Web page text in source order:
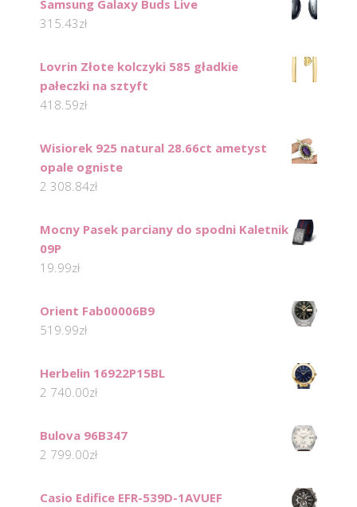
Samsung Galaxy Buds Live
315.43zł
Lovrin Złote kolczyki 585 gładkie
pałeczki na sztyft
418.59zł
Wisiorek 925 natural 28.66ct ametyst
opale ogniste
2 308.84zł
Mocny Pasek parciany do spodni Kaletnik
09P
19.99zł
Orient Fab00006B9
519.99zł
Herbelin 16922P15BL
2 740.00zł
Bulova 96B347
2 799.00zł
Casio Edifice EFR-539D-1AVUEF